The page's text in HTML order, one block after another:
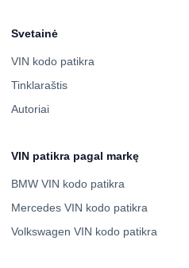
Svetainė
VIN kodo patikra
Tinklaraštis
Autoriai
VIN patikra pagal markę
BMW VIN kodo patikra
Mercedes VIN kodo patikra
Volkswagen VIN kodo patikra